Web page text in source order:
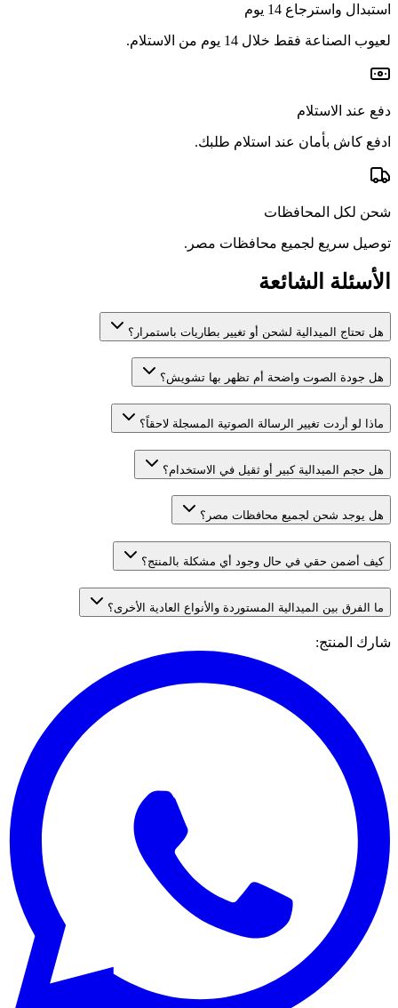
استبدال واسترجاع 14 يوم
لعيوب الصناعة فقط خلال 14 يوم من الاستلام.
دفع عند الاستلام
ادفع كاش بأمان عند استلام طلبك.
شحن لكل المحافظات
توصيل سريع لجميع محافظات مصر.
الأسئلة الشائعة
هل تحتاج الميدالية لشحن أو تغيير بطاريات باستمرار؟
هل جودة الصوت واضحة أم تظهر بها تشويش؟
ماذا لو أردت تغيير الرسالة الصوتية المسجلة لاحقاً؟
هل حجم الميدالية كبير أو ثقيل في الاستخدام؟
هل يوجد شحن لجميع محافظات مصر؟
كيف أضمن حقي في حال وجود أي مشكلة بالمنتج؟
ما الفرق بين الميدالية المستوردة والأنواع العادية الأخرى؟
شارك المنتج: